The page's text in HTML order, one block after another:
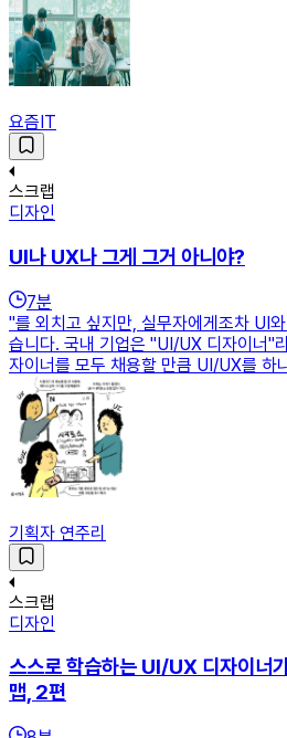
요즘IT
스크랩
디자인
UI나 UX나 그게 그거 아니야?
7분
"를 외치고 싶지만, 실무자에게조차 UI
습니다. 국내 기업은 "UI/UX 디자이너"
자이너를 모두 채용할 만큼 UI/UX를 하
기획자 연주리
스크랩
디자인
스스로 학습하는 UI/UX 디자이너
맵, 2편